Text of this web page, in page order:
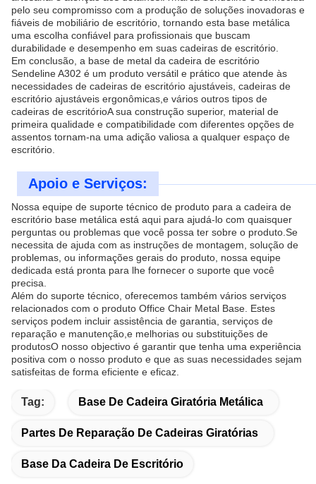
pelo seu compromisso com a produção de soluções inovadoras e
fiáveis de mobiliário de escritório, tornando esta base metálica
uma escolha confiável para profissionais que buscam
durabilidade e desempenho em suas cadeiras de escritório.
Em conclusão, a base de metal da cadeira de escritório
Sendeline A302 é um produto versátil e prático que atende às
necessidades de cadeiras de escritório ajustáveis, cadeiras de
escritório ajustáveis ergonômicas,e vários outros tipos de
cadeiras de escritórioA sua construção superior, material de
primeira qualidade e compatibilidade com diferentes opções de
assentos tornam-na uma adição valiosa a qualquer espaço de
escritório.
Apoio e Serviços:
Nossa equipe de suporte técnico de produto para a cadeira de
escritório base metálica está aqui para ajudá-lo com quaisquer
perguntas ou problemas que você possa ter sobre o produto.Se
necessita de ajuda com as instruções de montagem, solução de
problemas, ou informações gerais do produto, nossa equipe
dedicada está pronta para lhe fornecer o suporte que você
precisa.
Além do suporte técnico, oferecemos também vários serviços
relacionados com o produto Office Chair Metal Base. Estes
serviços podem incluir assistência de garantia, serviços de
reparação e manutenção,e melhorias ou substituições de
produtosO nosso objectivo é garantir que tenha uma experiência
positiva com o nosso produto e que as suas necessidades sejam
satisfeitas de forma eficiente e eficaz.
Tag: Base De Cadeira Giratória Metálica
Partes De Reparação De Cadeiras Giratórias
Base Da Cadeira De Escritório